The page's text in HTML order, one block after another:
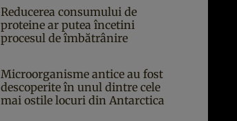
Reducerea consumului de
proteine ar putea încetini
procesul de îmbătrânire
Microorganisme antice au fost
descoperite în unul dintre cele
mai ostile locuri din Antarctica